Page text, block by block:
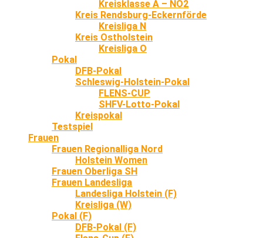
Kreisklasse A – NO2
Kreis Rendsburg-Eckernförde
Kreisliga N
Kreis Ostholstein
Kreisliga O
Pokal
DFB-Pokal
Schleswig-Holstein-Pokal
FLENS-CUP
SHFV-Lotto-Pokal
Kreispokal
Testspiel
Frauen
Frauen Regionalliga Nord
Holstein Women
Frauen Oberliga SH
Frauen Landesliga
Landesliga Holstein (F)
Kreisliga (W)
Pokal (F)
DFB-Pokal (F)